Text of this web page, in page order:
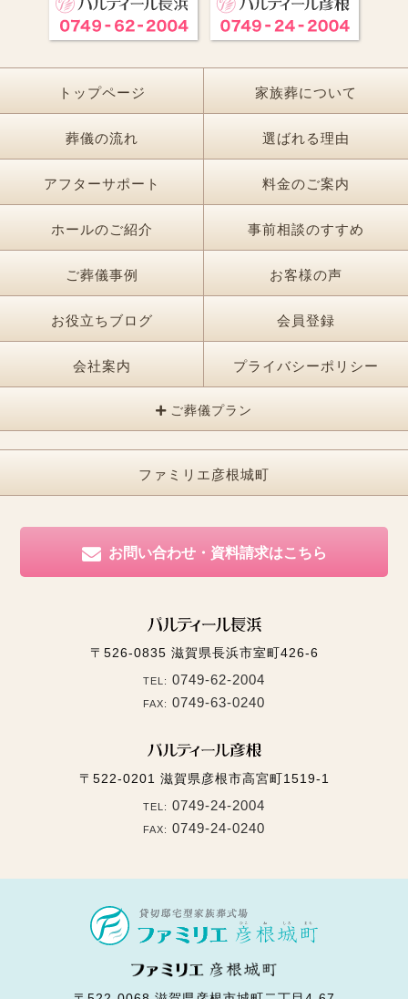
トップページ 家族葬について
葬儀の流れ 選ばれる理由
アフターサポート 料金のご案内
ホールのご紹介 事前相談のすすめ
ご葬儀事例 お客様の声
お役立ちブログ 会員登録
会社案内 プライバシーポリシー
ご葬儀プラン
ファミリエ彦根城町
お問い合わせ・資料請求はこちら
〒526-0835 滋賀県長浜市室町426-6
TEL: 0749-62-2004
FAX: 0749-63-0240
〒522-0201 滋賀県彦根市高宮町1519-1
TEL: 0749-24-2004
FAX: 0749-24-0240